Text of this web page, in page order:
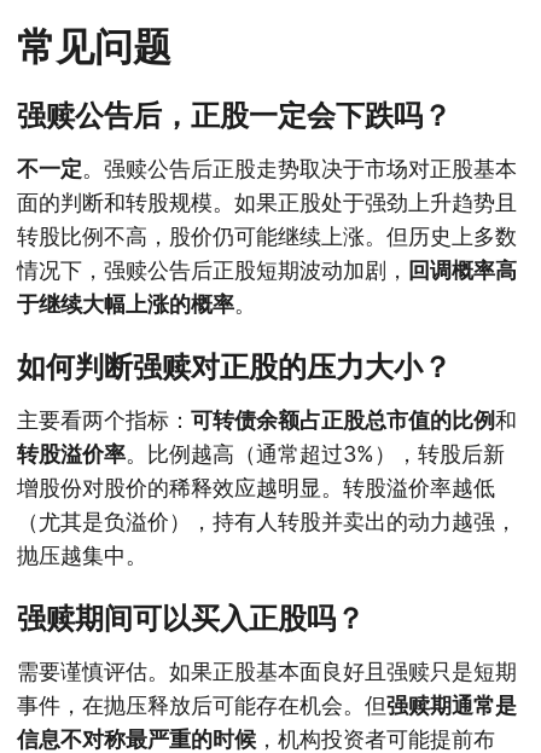
常见问题
强赎公告后，正股一定会下跌吗？
不一定。强赎公告后正股走势取决于市场对正股基本
面的判断和转股规模。如果正股处于强劲上升趋势且
转股比例不高，股价仍可能继续上涨。但历史上多数
情况下，强赎公告后正股短期波动加剧， 回调概率高
于继续大幅上涨的概率。
如何判断强赎对正股的压力大小？
主要看两个指标： 可转债余额占正股总市值的比例和
转股溢价率。比例越高（通常超过3%），转股后新
增股份对股价的稀释效应越明显。转股溢价率越低
（尤其是负溢价），持有人转股并卖出的动力越强，
抛压越集中。
强赎期间可以买入正股吗？
需要谨慎评估。如果正股基本面良好且强赎只是短期
事件，在抛压释放后可能存在机会。但强赎期通常是
信息不对称最严重的时候 ，机构投资者可能提前布